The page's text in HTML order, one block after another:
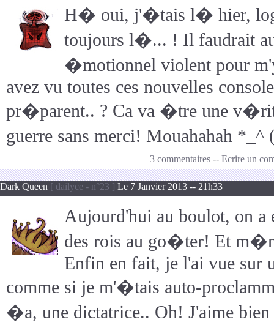
H� oui, j'�tais l� hier,
toujours l�... ! Il faudrait
�motionnel violent pour
avez vu toutes ces nouvelles
pr�parent.. ? Ca va �tre une
guerre sans merci! Mouahahah
3 commentaires -- Ecrire un
Dark Queen [ dailyce - n°23 ] Le 7 Janvier 2013 -- 21h33
Aujourd'hui au boulot, on
des rois au go�ter! Et
Enfin en fait, je l'ai vue sur
comme si je m'�tais auto-
�a, une dictatrice.. Oh! J'aime